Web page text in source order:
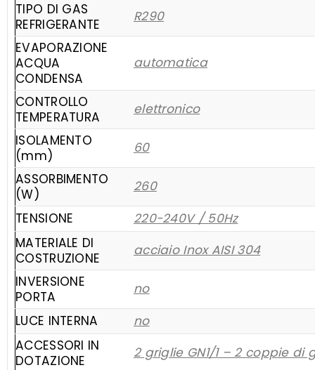
TIPO DI GAS
REFRIGERANTE
R290
EVAPORAZIONE
ACQUA
CONDENSA
automatica
CONTROLLO
TEMPERATURA
elettronico
ISOLAMENTO
(mm)
60
ASSORBIMENTO
(W)
260
TENSIONE
220-240V / 50Hz
MATERIALE DI
COSTRUZIONE
acciaio Inox AISI 304
INVERSIONE
PORTA
no
LUCE INTERNA
no
ACCESSORI IN
DOTAZIONE
2 griglie GN1/1 – 2 coppie di